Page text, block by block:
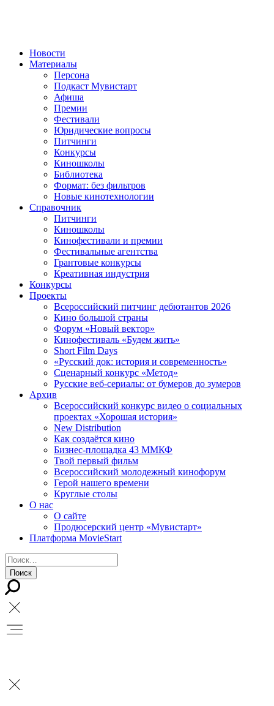
Новости
Материалы
Персона
Подкаст Мувистарт
Афиша
Премии
Фестивали
Юридические вопросы
Питчинги
Конкурсы
Киношколы
Библиотека
Формат: без фильтров
Новые кинотехнологии
Справочник
Питчинги
Киношколы
Кинофестивали и премии
Фестивальные агентства
Грантовые конкурсы
Креативная индустрия
Конкурсы
Проекты
Всероссийский питчинг дебютантов 2026
Кино большой страны
Форум «Новый вектор»
Кинофестиваль «Будем жить»
Short Film Days
«Русский док: история и современность»
Сценарный конкурс «Метод»
Русские веб-сериалы: от бумеров до зумеров
Архив
Всероссийский конкурс видео о социальных
проектах «Хорошая история»
New Distribution
Как создаётся кино
Бизнес-площадка 43 ММКФ
Твой первый фильм
Всероссийский молодежный кинофорум
Герой нашего времени
Круглые столы
О нас
О сайте
Продюсерский центр «Мувистарт»
Платформа MovieStart